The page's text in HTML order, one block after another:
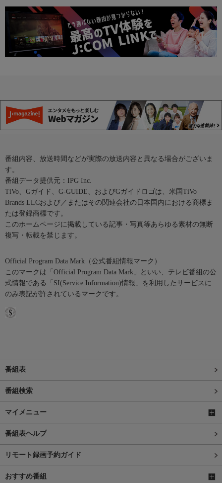
番組内容、放送時間などが実際の放送内容と異なる場合がございま
す。
番組データ提供元：IPG Inc.
TiVo、Gガイド、G-GUIDE、およびGガイドロゴは、米国TiVo
Brands LLCおよび／またはその関連会社の日本国内における商標ま
たは登録商標です。
このホームページに掲載している記事・写真等あらゆる素材の無断
複写・転載を禁じます。
Official Program Data Mark（公式番組情報マーク）
このマークは「Official Program Data Mark」といい、テレビ番組の公
式情報である「SI(Service Information)情報」を利用したサービスに
のみ表記が許されているマークです。
番組表
番組検索
マイメニュー
番組表ヘルプ
リモート録画予約ガイド
おすすめ番組